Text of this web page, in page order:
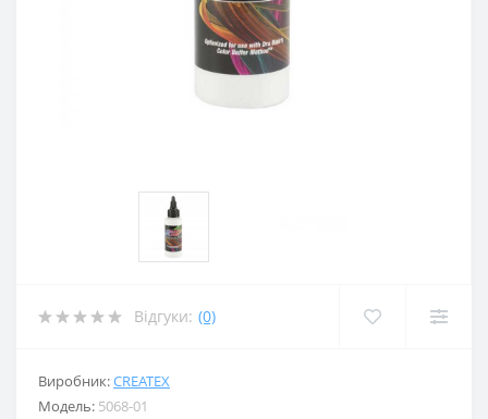
Відгуки: (0)
Виробник:CREATEX
Модель: 5068-01